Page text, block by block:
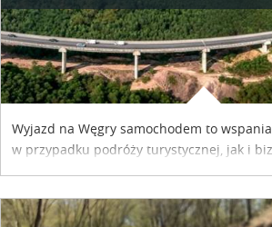
Wyjazd na Węgry samochodem to
w przypadku podróży turystycznej, jak i
współpracy reklamowej z Hungary